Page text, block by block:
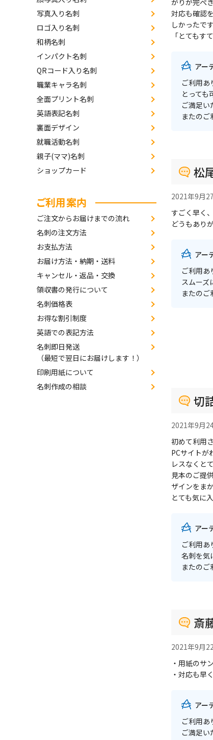
がりが完ぺ
対応も確認
しかったです
「とてもす
アー
ご利用あ
とって
ご満足い
またのご
松
2021年9月
すごく早く
どうもあり
アー
ご利用あ
スムーズ
またのご
切
2021年9月
初めて利用
PCサイトが
レスなくと
見本のご提
ザインをま
とても気に
アー
ご利用あ
名刺を気
またのご
斎
2021年9月
・用紙のサ
・対応も早
アー
ご利用あ
ご満足い
写真入り名刺
ロゴ入り名刺
和柄名刺
インパクト名刺
QRコード入り名刺
職業キャラ名刺
全面プリント名刺
英語表記名刺
裏面デザイン
就職活動名刺
親子(ママ)名刺
ショップカード
ご利用案内
ご注文からお届けまでの流れ
名刺の注文方法
お支払方法
お届け方法・納期・送料
キャンセル・返品・交換
領収書の発行について
名刺価格表
お得な割引制度
英語での表記方法
名刺即日発送
（最短で翌日にお届けします！）
印刷用紙について
名刺作成の相談